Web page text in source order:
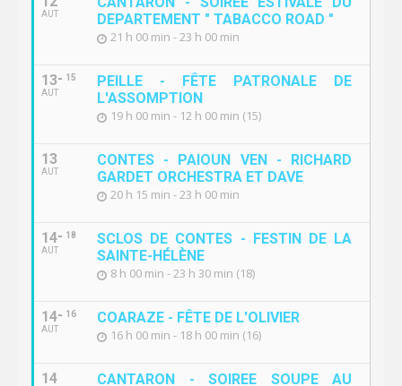
AUT
DEPARTEMENT " TABACCO ROAD "
21 h 00 min - 23 h 00 min
13
AUT
15
PEILLE - FÊTE PATRONALE DE
L'ASSOMPTION
19 h 00 min - 12 h 00 min (15)
13
AUT
CONTES - PAIOUN VEN - RICHARD
GARDET ORCHESTRA ET DAVE
20 h 15 min - 23 h 00 min
14
AUT
18
SCLOS DE CONTES - FESTIN DE LA
SAINTE-HÉLÈNE
8 h 00 min - 23 h 30 min (18)
14
AUT
16 COARAZE - FÊTE DE L'OLIVIER
16 h 00 min - 18 h 00 min (16)
14
CANTARON - SOIREE SOUPE AU